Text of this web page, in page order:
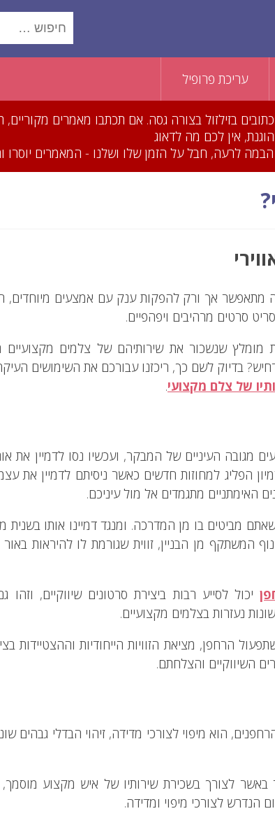
עריכת פרופיל
או כתובים בזילזול בצורה גסה. אם תכתבו מאמרים
אין לכם מה לדאוג
לרעה, חבל על הזמן שלו ושלנו - המאמרים יוסרו
מתאפשר אך ורק להפקות ענק עם אמצעים מיוחדים,
סרטים מרהיבים ויפהפיים.
שנשכור את שירותיהם של צלמים מקצועיים
בדיוק לשם כך, ריכזנו עבורכם את השימושים
של צלם מקצועי.
מגובה העיניים של המבקר, ועכשיו נסו לדמיין את
הפליג למחוזות חדשים כאשר ניסיתם לדמיין את
האימתניים מתגמדים אל מול עיניכם.
מביטים בו מן המדרכה. ומנגד דמיינו אותו בשנית
המשתקף מן הבניין, זווית שגורמת לו להיראות
יכול לסייע רבות ביצירת סרטונים שיווקיים,
נעזרות בצלמים מקצועיים.
הרחפן, מציאת הזוויות הייחודיות וההצטיידות
השיווקיים והצלחתם.
הוא מיפוי לצורכי מדידה, זיהוי הבדלי גבהים
באשר לצורך בשכירת שירותיו של איש מקצוע
הנדרש לצורכי מיפוי ומדידה.